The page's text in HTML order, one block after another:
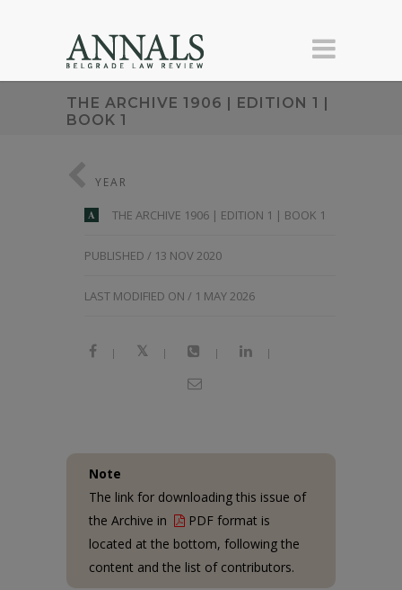
THE ARCHIVE 1906 | EDITION 1 |
BOOK 1
YEAR
A THE ARCHIVE 1906 | EDITION 1 | BOOK 1
PUBLISHED / 13 NOV 2020
LAST MODIFIED ON / 1 MAY 2026
| | | |
Note
The link for downloading this issue of
the Archive in
PDF format is
located at the bottom, following the
content and the list of contributors.